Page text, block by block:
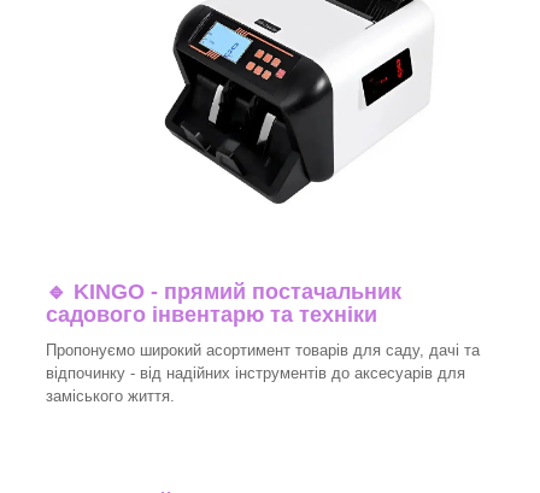
🔹 KINGO - прямий постачальник
садового інвентарю та техніки
Пропонуємо широкий асортимент товарів для саду, дачі та
відпочинку - від надійних інструментів до аксесуарів для
заміського життя.